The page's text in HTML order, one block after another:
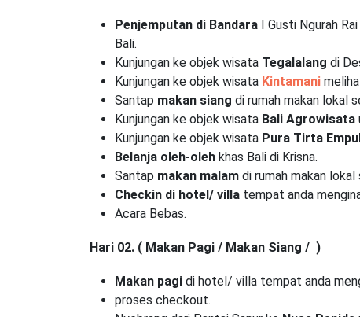
Penjemputan di Bandara I Gusti Ngurah
Bali.
Kunjungan ke objek wisata Tegalalang di
Kunjungan ke objek wisata Kintamani
Santap makan siang di rumah makan lokal
Kunjungan ke objek wisata Bali Agrowisata
Kunjungan ke objek wisata Pura Tirta Empul
Belanja oleh-oleh khas Bali di Krisna.
Santap makan malam di rumah makan
Checkin di hotel/ villa tempat anda
Acara Bebas.
Hari 02. ( Makan Pagi / Makan Siang / )
Makan pagi di hotel/ villa tempat anda
proses checkout.